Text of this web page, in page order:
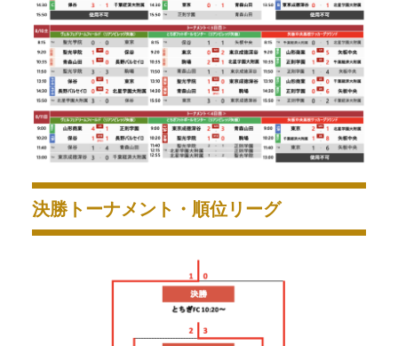
決勝トーナメント・順位リーグ